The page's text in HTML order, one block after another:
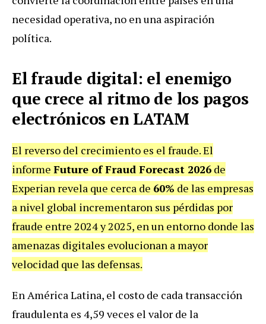
necesidad operativa, no en una aspiración
política.
El fraude digital: el enemigo
que crece al ritmo de los pagos
electrónicos en LATAM
El reverso del crecimiento es el fraude. El
informe Future of Fraud Forecast 2026 de
Experian revela que cerca de 60% de las empresas
a nivel global incrementaron sus pérdidas por
fraude entre 2024 y 2025, en un entorno donde las
amenazas digitales evolucionan a mayor
velocidad que las defensas.
En América Latina, el costo de cada transacción
fraudulenta es 4,59 veces el valor de la